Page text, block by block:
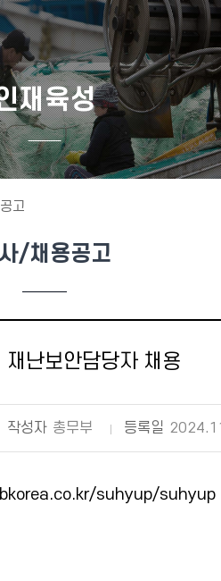
재육성
고
/채용공고
재난보안담당자 채용
작성자 총무부 등록일
suhyup/suhyup